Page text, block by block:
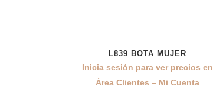
L839 BOTA MUJER
Inicia sesión para ver precios en
Área Clientes – Mi Cuenta